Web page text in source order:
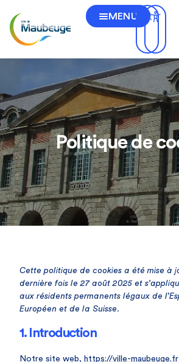
MENU
Politique de
Cette politique de cookies a été mise à
dernière fois le 27 août 2025 et
aux résidents permanents légaux de
Européen et de la Suisse.
1. Introduction
Notre site web, https://ville-maubeuge.fr